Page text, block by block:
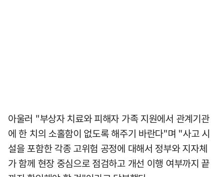
아울러 "부상자 치료와 피해자 가족 지원에서 관계기관
에 한 치의 소홀함이 없도록 해주기 바란다"며 "사고 시
설을 포함한 각종 고위험 공정에 대해서 정부와 지자체
가 함께 현장 중심으로 점검하고 개선 이행 여부까지 끝